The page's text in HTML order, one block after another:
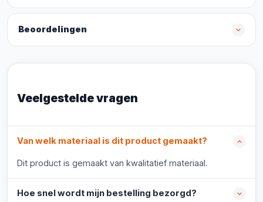
Beoordelingen
Veelgestelde vragen
Van welk materiaal is dit product gemaakt?
Dit product is gemaakt van kwalitatief materiaal.
Hoe snel wordt mijn bestelling bezorgd?